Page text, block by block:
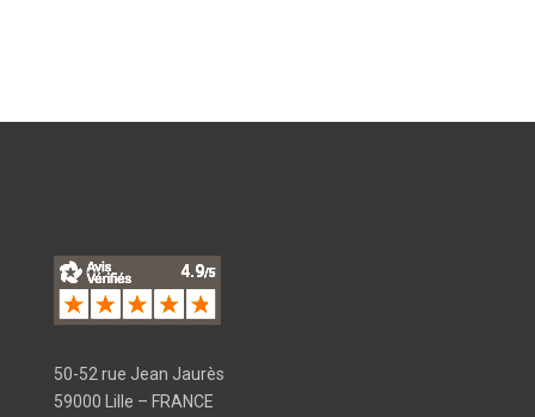
50-52 rue Jean Jaurès
59000 Lille – FRANCE